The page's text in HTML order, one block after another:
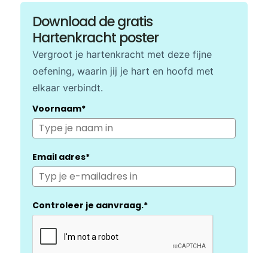
Download de gratis
Hartenkracht poster
Vergroot je hartenkracht met deze fijne
oefening, waarin jij je hart en hoofd met
elkaar verbindt.
Voornaam*
Email adres*
Controleer je aanvraag.*